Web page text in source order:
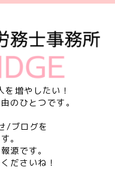
増やしたい！
のひとつです。
/ブログを
。
源です。
ださいね！